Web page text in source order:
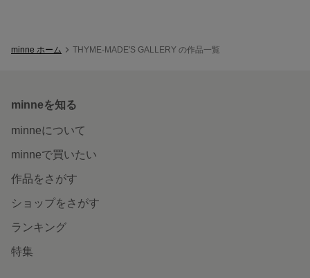
minne ホーム THYME-MADE'S GALLERY の作品一覧
minneを知る
minneについて
minneで買いたい
作品をさがす
ショップをさがす
ランキング
特集